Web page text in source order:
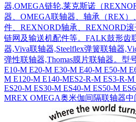
器,OMEGA链轮,莱克斯诺（
器、OMEGA联轴器、轴承（REX
件、REXNORD轴承、REXNORD
链网及输送机配件等。FALK鼓形齿
器,Viva联轴器,Steelflex弹簧联轴器
弹性联轴器,Thomas膜片联轴器。型
E10-M E20-M E30-M E40-M E50-M
M E120-M E140-MES2-R-M ES3-R-
ES20-M ES30-M ES40-M ES50-M
MREX OMEGA奥米伽间隔联轴器中